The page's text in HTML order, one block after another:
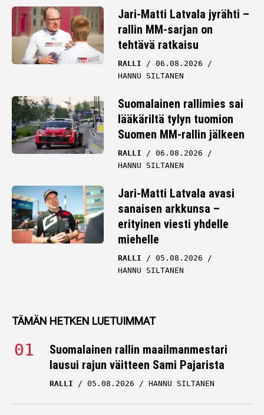
Jari-Matti Latvala jyrähti –
rallin MM-sarjan on
tehtävä ratkaisu
RALLI
06.08.2026
HANNU SILTANEN
Suomalainen rallimies sai
lääkäriltä tylyn tuomion
Suomen MM-rallin jälkeen
RALLI
06.08.2026
HANNU SILTANEN
Jari-Matti Latvala avasi
sanaisen arkkunsa –
erityinen viesti yhdelle
miehelle
RALLI
05.08.2026
HANNU SILTANEN
TÄMÄN HETKEN LUETUIMMAT
Suomalainen rallin maailmanmestari
lausui rajun väitteen Sami Pajarista
RALLI 05.08.2026 HANNU SILTANEN